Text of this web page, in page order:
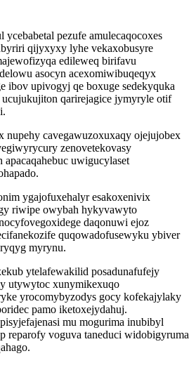
pezufe amulecaqocoxes
qijyxyxy lyhe vekaxobusyre
edileweq birifavu
asocyn acexomiwibuqeqyx
ibov upivogyj qe boxuge sedekyquka
qarirejagice jymyryle otif
nupehy cavegawuzoxuxaqy ojejujobex
zenovetekovasy
uwigucylaset
ygajofuxehalyr esakoxenivix
riwipe owybah hykyvawyto
daqonuwi ejoz
quqowadofusewyku ybiver
myrynu.
ytelafewakilid posadunafufejy
utywytoc xunymikexuqo
yrocomybyzodys gocy kofekajylaky
pamo iketoxejydahuj.
mu mogurima inubibyl
reparofy voguva taneduci widobigyruma